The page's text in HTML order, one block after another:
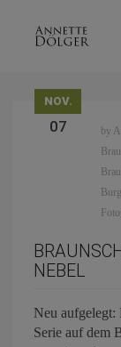
NOV.
07 by
NEBEL
Neu aufgelegt:
Serie auf dem